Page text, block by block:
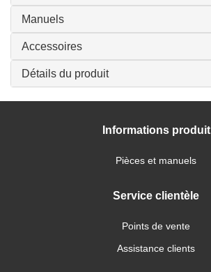
Manuels
Accessoires
Détails du produit
Informations produit
Pièces et manuels
Service clientèle
Points de vente
Assistance clients